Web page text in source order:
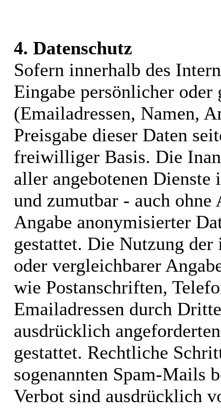
4. Datenschutz
Sofern innerhalb des
Eingabe persönlicher
(Emailadressen, Namen,
Preisgabe dieser Daten
freiwilliger Basis. Die
aller angebotenen
und zumutbar - auch ohne
Angabe anonymisierter
gestattet. Die Nutzung der
oder vergleichbarer
wie Postanschriften,
Emailadressen durch
ausdrücklich
gestattet. Rechtliche
sogenannten Spam-Mails
Verbot sind ausdrücklich